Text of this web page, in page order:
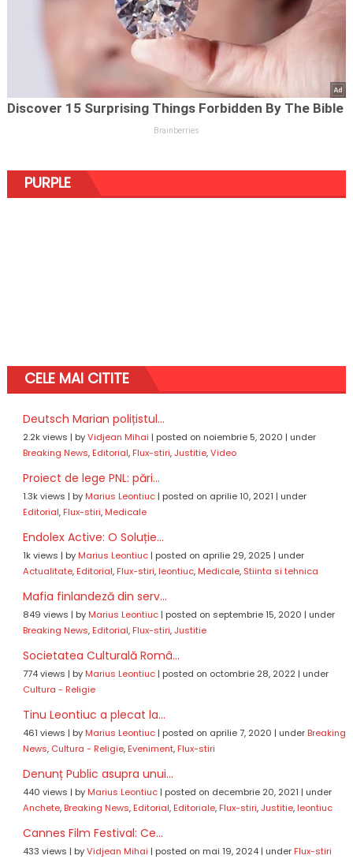
PURPLE
CELE MAI CITITE
Deutsch Marian polițistul...
2.2k views | byVidjean Mihai | posted on noiembrie 5, 2020 | under
Breaking News, Editorial, Flux-stiri,Justitie,Video
Proiect de lege PNL: pări...
1.3k views | by Marius Leontiuc| posted on aprilie 10, 2021 | under
Editorial, Flux-stiri, Medicale
Endolex Active: O Soluție...
1k views | by Marius Leontiuc| posted on aprilie 29, 2025 | under
Actualitate, Editorial, Flux-stiri, leontiuc, Medicale, Stiinta si tehnica
Mafia finlandeză din serv...
849 views | by Marius Leontiuc| posted on septembrie 15, 2020 | under
Breaking News, Editorial, Flux-stiri,Justitie
Societatea Culturală Româ...
774 views | by Marius Leontiuc| posted on octombrie 28, 2022| under
Cultura - Religie
Tinu Leontiuc a plecat la...
461 views | by Marius Leontiuc| posted on aprilie 7, 2020 | under Breaking
News, Cultura - Religie, Eveniment, Flux-stiri
Denunț Public asupra unui...
440 views | by Marius Leontiuc| posted on decembrie 20, 2021 | under
Anchete, Breaking News, Editorial, Editoriale, Flux-stiri,Justitie, leontiuc
Cannes Film Festival: Ce...
433 views | byVidjean Mihai | posted on mai 19, 2024| under Flux-stiri